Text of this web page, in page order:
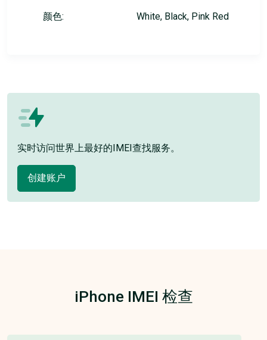
颜色: White, Black, Pink Red
实时访问世界上最好的IMEI查找服务。
创建账户
iPhone IMEI 检查